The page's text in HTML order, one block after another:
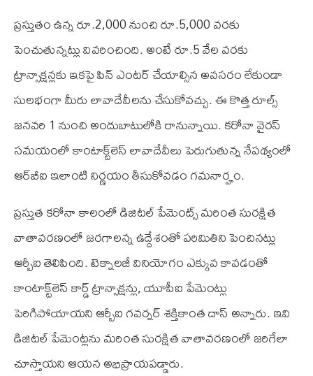
ప్రస్తుతం ఉన్న రూ.2,000 నుంచి రూ.5,000 వరకు
పెంచుతున్నట్లు వివరించింది. అంటే రూ.5 వేల వరకు
ట్రాన్సాక్షన్లకు ఇకపై పిన్ ఎంటర్ చేయాల్సిన అవసరం లేకుండా
సులభంగా మీరు లావాదేవీలను చేసుకోవచ్చు. ఈ కొత్త రూల్స్
జనవరి 1 నుంచి అందుబాటులోకి రానున్నాయి. కరోనా వైరస్
సమయంలో కాంటాక్ట్‌లెస్ లావాదేవీలు పెరుగుతున్న నేపథ్యంలో
ఆర్‌బీఐ ఇలాంటి నిర్ణయం తీసుకోవడం గమనార్హం.
ప్ర‌స్తుత క‌రోనా కాలంలో డిజిట‌ల్ పేమెంట్స్ మ‌రింత సుర‌క్షిత
వాతావ‌ర‌ణంలో జ‌ర‌గాల‌న్న ఉద్దేశంతో ప‌రిమితిని పెంచిన‌ట్లు
ఆర్బీఐ తెలిపింది. టెక్నాల‌జీ వినియోగం ఎక్కువ కావ‌డంతో
కాంటాక్ట్‌లెస్ కార్డ్ ట్రాన్సాక్ష‌న్లు, యూపీఐ పేమెంట్లు
పెరిగిపోయాయ‌ని ఆర్బీఐ గ‌వ‌ర్న‌ర్ శ‌క్తికాంత దాస్ అన్నారు. ఇవి
డిజిట‌ల్ పేమెంట్ల‌ను మ‌రింత సుర‌క్షిత వాతావ‌ర‌ణంలో జ‌రిగేలా
చూస్తాయ‌ని ఆయ‌న అభిప్రాయ‌ప‌డ్డారు.